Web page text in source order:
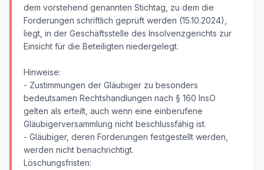
dem vorstehend genannten Stichtag, zu dem die
Forderungen schriftlich geprüft werden (15.10.2024),
liegt, in der Geschäftsstelle des Insolvenzgerichts zur
Einsicht für die Beteiligten niedergelegt.
Hinweise:
- Zustimmungen der Gläubiger zu besonders
bedeutsamen Rechtshandlungen nach § 160 InsO
gelten als erteilt, auch wenn eine einberufene
Gläubigerversammlung nicht beschlussfähig ist.
- Gläubiger, deren Forderungen festgestellt werden,
werden nicht benachrichtigt.
Löschungsfristen: